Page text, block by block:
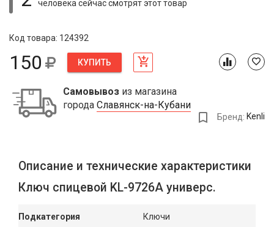
человека сейчас смотрятэтот товар
Код товара: 124392
150 КУПИТЬ
Самовывоз из магазина
города Славянск-на-Кубани
Бренд: Kenli
Описание и технические характеристики
Ключ спицевой KL-9726A универс.
Подкатегория Ключи